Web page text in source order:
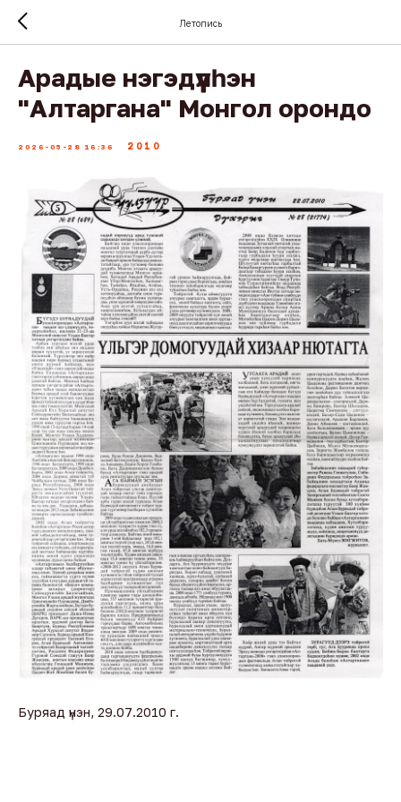
Летопись
Арадые нэгэдүүлһэн
"Алтаргана" Монгол орондо
2026-05-28 16:36 2010
Буряад үнэн, 29.07.2010 г.